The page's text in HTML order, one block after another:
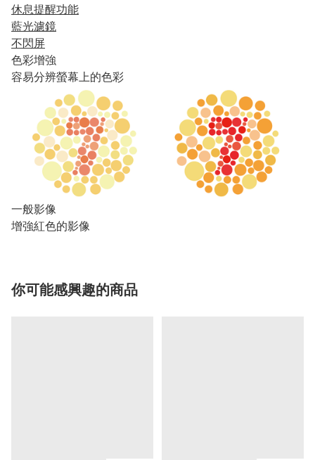
休息提醒功能
藍光濾鏡
不閃屏
色彩增強
容易分辨螢幕上的色彩
一般影像
增強紅色的影像
你可能感興趣的商品